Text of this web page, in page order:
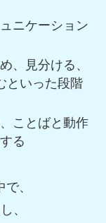
ニケーション
、見分ける、
といった段階
ことばと動作
る
、
、